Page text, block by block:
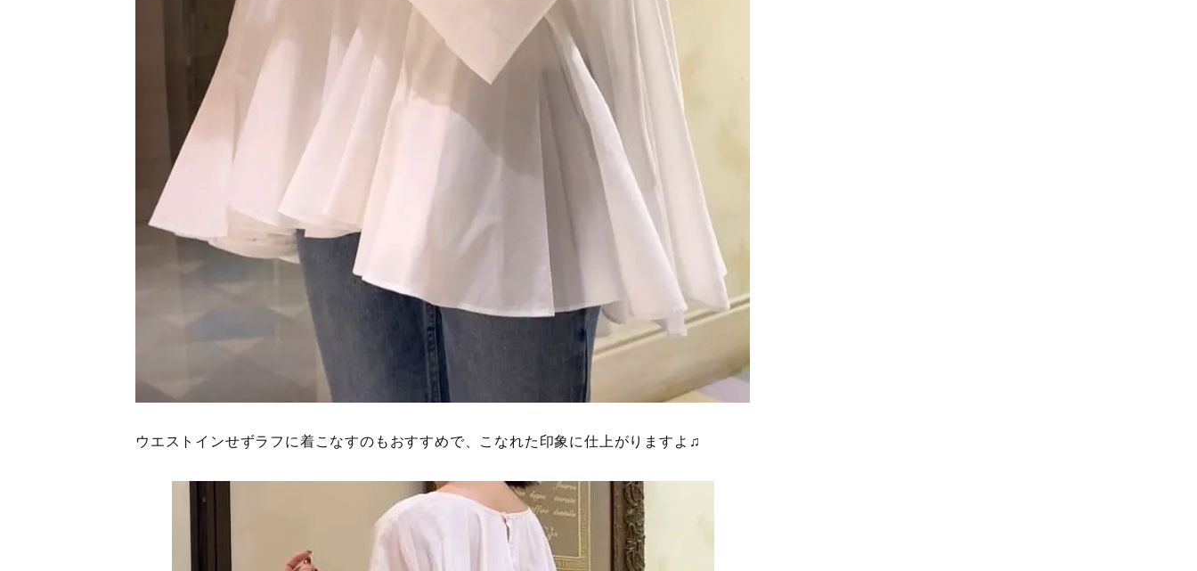
ウエストインせずラフに着こなすのもおすすめで、こなれた印象に仕上がりますよ♫